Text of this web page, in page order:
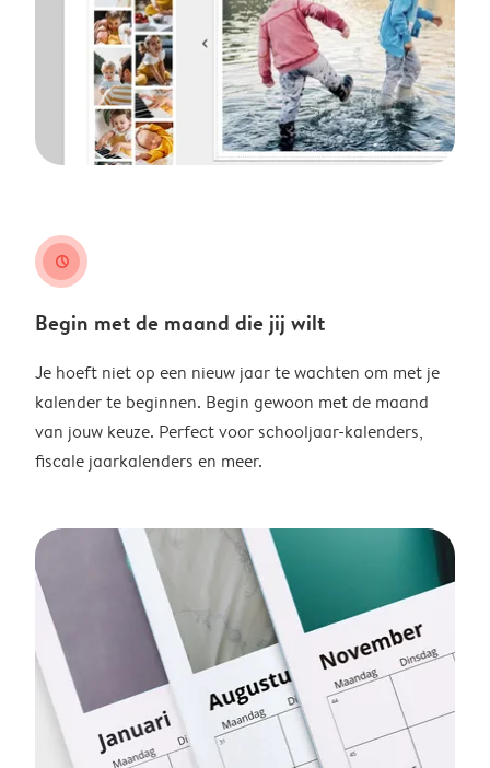
clock
Begin met de maand die jij wilt
Je hoeft niet op een nieuw jaar te wachten om met je
kalender te beginnen. Begin gewoon met de maand
van jouw keuze. Perfect voor schooljaar-kalenders,
fiscale jaarkalenders en meer.